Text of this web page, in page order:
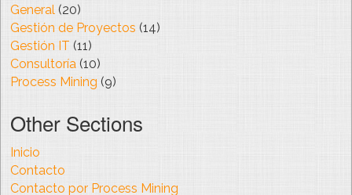
General(20)
Gestión de Proyectos (14)
Gestión IT (11)
Consultoría(10)
Process Mining (9)
Other Sections
Inicio
Contacto
Contacto por Process Mining